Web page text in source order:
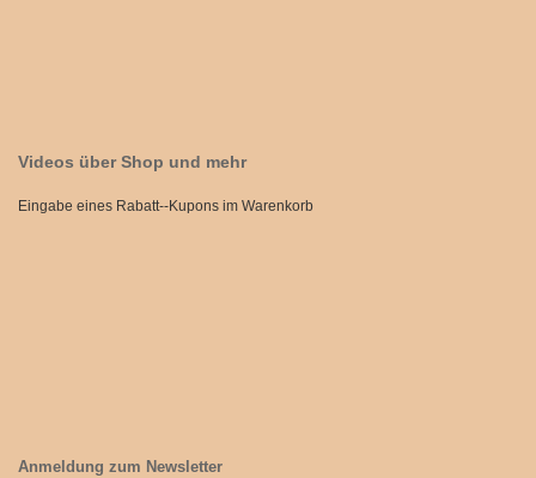
Videos über Shop und mehr
Eingabe eines Rabatt--Kupons im Warenkorb
Anmeldung zum Newsletter